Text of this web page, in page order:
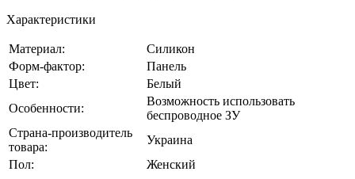
Характеристики
Материал:
Силикон
Форм-фактор:
Панель
Цвет:
Белый
Особенности:
Возможность использовать
беспроводное ЗУ
Страна-производитель
товара:
Украина
Пол:
Женский